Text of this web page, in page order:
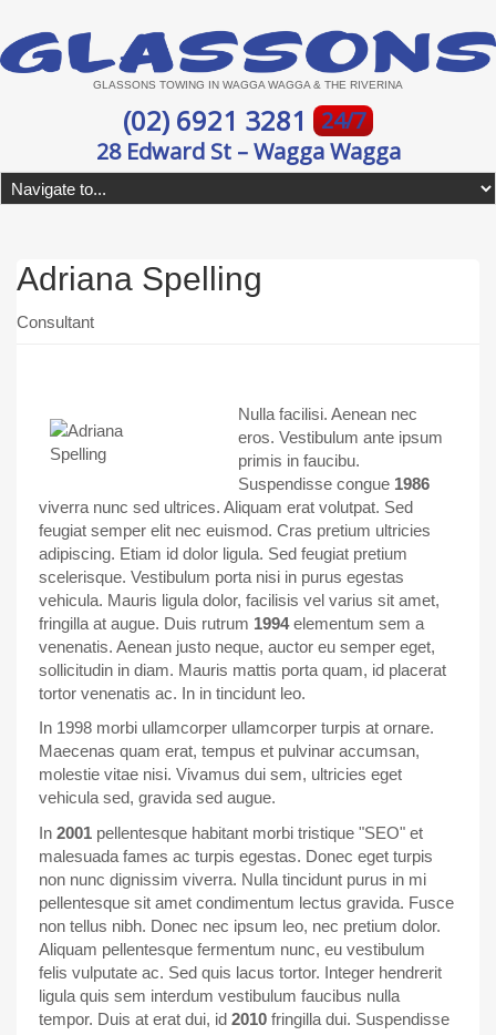
GLASSONS TOWING IN WAGGA WAGGA & THE RIVERINA
(02) 6921 3281
24/7
28 Edward St – Wagga Wagga
Adriana Spelling
Consultant
Nulla facilisi. Aenean nec
eros. Vestibulum ante ipsum
primis in faucibu.
Suspendisse congue 1986
viverra nunc sed ultrices. Aliquam erat volutpat. Sed
feugiat semper elit nec euismod. Cras pretium ultricies
adipiscing. Etiam id dolor ligula. Sed feugiat pretium
scelerisque. Vestibulum porta nisi in purus egestas
vehicula. Mauris ligula dolor, facilisis vel varius sit amet,
fringilla at augue. Duis rutrum 1994elementum sem a
venenatis. Aenean justo neque, auctor eu semper eget,
sollicitudin in diam. Mauris mattis porta quam, id placerat
tortor venenatis ac. In in tincidunt leo.
In 1998 morbi ullamcorper ullamcorper turpis at ornare.
Maecenas quam erat, tempus et pulvinar accumsan,
molestie vitae nisi. Vivamus dui sem, ultricies eget
vehicula sed, gravida sed augue.
In 2001 pellentesque habitant morbi tristique "SEO" et
malesuada fames ac turpis egestas. Donec eget turpis
non nunc dignissim viverra. Nulla tincidunt purus in mi
pellentesque sit amet condimentum lectus gravida. Fusce
non tellus nibh. Donec nec ipsum leo, nec pretium dolor.
Aliquam pellentesque fermentum nunc, eu vestibulum
felis vulputate ac. Sed quis lacus tortor. Integer hendrerit
ligula quis sem interdum vestibulum faucibus nulla
tempor. Duis at erat dui, id 2010 fringilla dui. Suspendisse